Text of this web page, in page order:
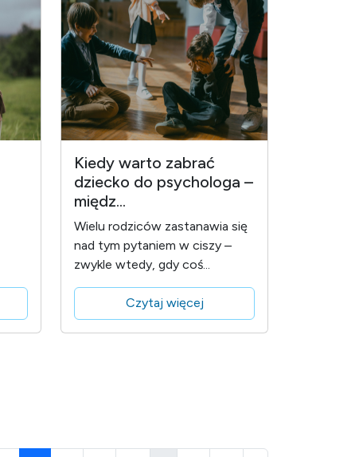
Kiedy warto zabrać
dziecko do psychologa –
międz...
Wielu rodziców zastanawia się
nad tym pytaniem w ciszy –
zwykle wtedy, gdy coś...
Czytaj więcej